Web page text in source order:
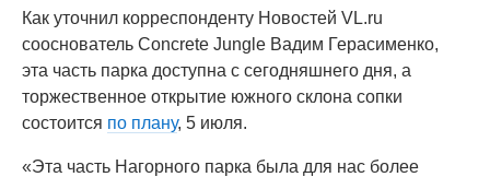
Как уточнил корреспонденту Новостей VL.ru
сооснователь Concrete Jungle Вадим Герасименко,
эта часть парка доступна с сегодняшнего дня, а
торжественное открытие южного склона сопки
состоится по плану, 5 июля.
«Эта часть Нагорного парка была для нас более